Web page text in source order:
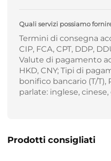
Quali servizi possiamo
Termini di consegna
CIP, FCA, CPT, DDP,
Valute di pagamento
HKD, CNY; Tipi di
bonifico bancario (T/T),
parlate: inglese,
Prodotti consigliati